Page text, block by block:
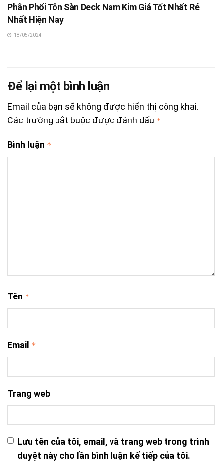
Phân Phối Tôn Sàn Deck Nam Kim Giá Tốt Nhất Rẻ
Nhất Hiện Nay
18/05/2024
Để lại một bình luận
Email của bạn sẽ không được hiển thị công khai.
Các trường bắt buộc được đánh dấu *
Bình luận *
Tên *
Email *
Trang web
Lưu tên của tôi, email, và trang web trong trình
duyệt này cho lần bình luận kế tiếp của tôi.